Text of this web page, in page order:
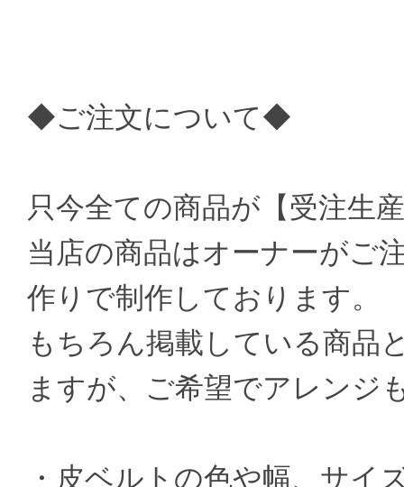
◆ご注文について◆
只今全ての商品が【受注生
当店の商品はオーナーがご
作りで制作しております。
もちろん掲載している商品
ますが、ご希望でアレンジ
・皮ベルトの色や幅、サイ